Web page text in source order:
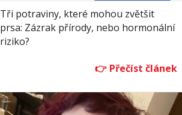
Tři potraviny, které mohou zvětšit
prsa: Zázrak přírody, nebo hormonální
riziko?